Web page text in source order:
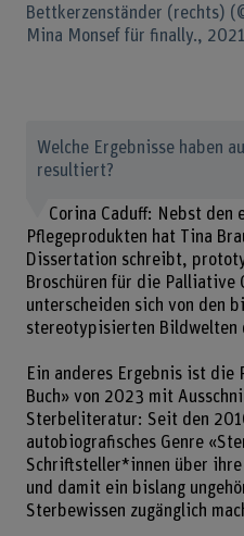
Bettkerzenständer (rechts)
Mina Monsef für finally.,
Welche Ergebnisse haben
resultiert?
Corina Caduff: Nebst den
Pflegeprodukten hat Tina
Dissertation schreibt,
Broschüren für die Palliative
unterscheiden sich von den
stereotypisierten Bildwelten
Ein anderes Ergebnis ist die
Buch» von 2023 mit
Sterbeliteratur: Seit den
autobiografisches Genre
Schriftsteller*innen über
und damit ein bislang
Sterbewissen zugänglich